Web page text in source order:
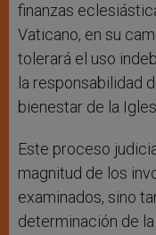
finanzas
Vaticano, en su
tolerará el uso
la responsabilidad
bienestar de la
Este proceso
magnitud de los
examinados, sino
determinación de